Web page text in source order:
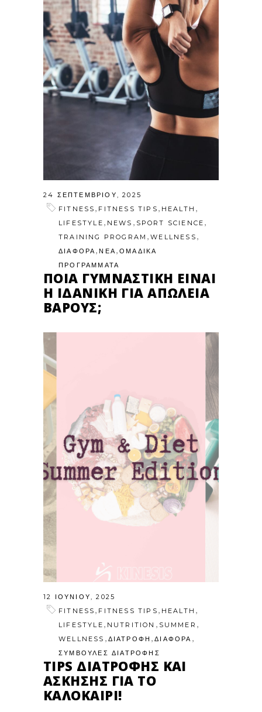
24 ΣΕΠΤΕΜΒΡΊΟΥ, 2025
FITNESS , FITNESS TIPS , HEALTH ,
LIFESTYLE , NEWS , SPORT SCIENCE ,
TRAINING PROGRAM ,WELLNESS ,
ΔΙΑΦΟΡΑ,ΝΕΑ,ΟΜΑΔΙΚΑ
ΠΡΟΓΡΑΜΜΑΤΑ
ΠΟΙΑ ΓΥΜΝΑΣΤΙΚΉ ΕΊΝΑΙ
Η ΙΔΑΝΙΚΉ ΓΙΑ ΑΠΏΛΕΙΑ
ΒΆΡΟΥΣ;
12 ΙΟΥΝΊΟΥ, 2025
FITNESS
FITNESS TIPS HEALTH
LIFESTYLE NUTRITION SUMMER
WELLNESS ΔΙΑΤΡΟΦΗ ΔΙΑΦΟΡΑ
ΣΥΜΒΟΥΛΕΣ ΔΙΑΤΡΟΦΗΣ
TIPS ΔΙΑΤΡΟΦΉΣ ΚΑΙ
ΆΣΚΗΣΗΣ ΓΙΑ ΤΟ
ΚΑΛΟΚΑΊΡΙ!